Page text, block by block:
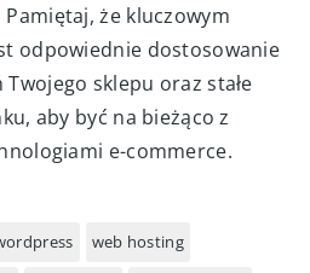
że kluczowym
odpowiednie dostosowanie
sklepu oraz stałe
aby być na bieżąco z
e-commerce.
web hosting